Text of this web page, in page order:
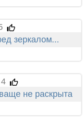
зеркалом...
не раскрыта